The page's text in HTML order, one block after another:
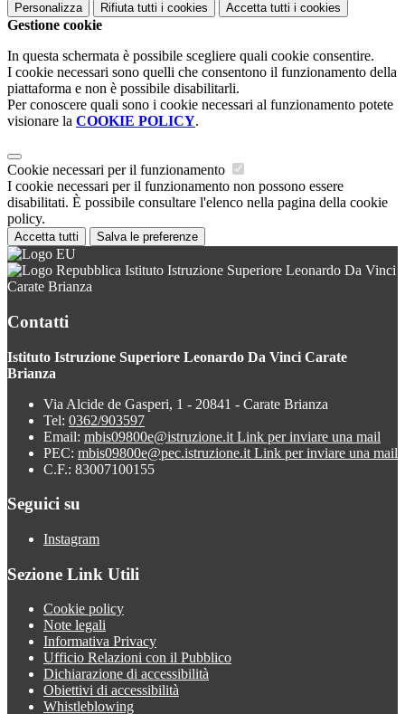
Personalizza Rifiuta tutti i cookies Accetta tutti i cookies
Gestione cookie
In questa schermata è possibile scegliere quali cookie consentire.
I cookie necessari sono quelli che consentono il funzionamento della
piattaforma e non è possibile disabilitarli.
Per conoscere quali sono i cookie necessari al funzionamento potete
visionare la COOKIE POLICY.
Cookie necessari per il funzionamento
I cookie necessari per il funzionamento non possono essere
disabilitati. È possibile consultare l'elenco nella pagina della cookie
policy.
Accetta tutti Salva le preferenze
Istituto Istruzione Superiore Leonardo Da Vinci
Carate Brianza
Contatti
Istituto Istruzione Superiore Leonardo Da Vinci Carate
Brianza
Via Alcide de Gasperi, 1 - 20841 - Carate Brianza
Tel: 0362/903597
Email: mbis09800e@istruzione.it Link per inviare una mail
PEC: mbis09800e@pec.istruzione.it Link per inviare una mail
C.F.: 83007100155
Seguici su
Instagram
Sezione Link Utili
Cookie policy
Note legali
Informativa Privacy
Ufficio Relazioni con il Pubblico
Dichiarazione di accessibilità
Obiettivi di accessibilità
Whistleblowing